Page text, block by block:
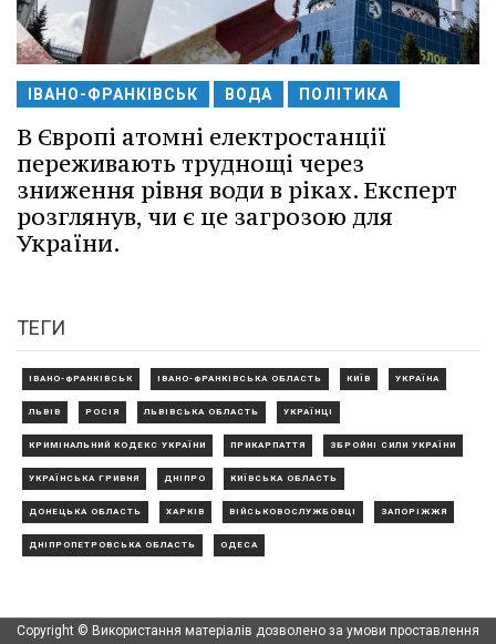
ІВАНО-ФРАНКІВСЬК ВОДА ПОЛІТИКА
В Європі атомні електростанції
переживають труднощі через
зниження рівня води в ріках. Експерт
розглянув, чи є це загрозою для
України.
ТЕГИ
ІВАНО-ФРАНКІВСЬК ІВАНО-ФРАНКІВСЬКА ОБЛАСТЬ КИЇВ УКРАЇНА
ЛЬВІВ РОСІЯ ЛЬВІВСЬКА ОБЛАСТЬ УКРАЇНЦІ
КРИМІНАЛЬНИЙ КОДЕКС УКРАЇНИ ПРИКАРПАТТЯ ЗБРОЙНІ СИЛИ УКРАЇНИ
УКРАЇНСЬКА ГРИВНЯ ДНІПРО КИЇВСЬКА ОБЛАСТЬ
ДОНЕЦЬКА ОБЛАСТЬ ХАРКІВ ВІЙСЬКОВОСЛУЖБОВЦІ ЗАПОРІЖЖЯ
ДНІПРОПЕТРОВСЬКА ОБЛАСТЬ ОДЕСА
Copyright © Використання матеріалів дозволено за умови проставлення